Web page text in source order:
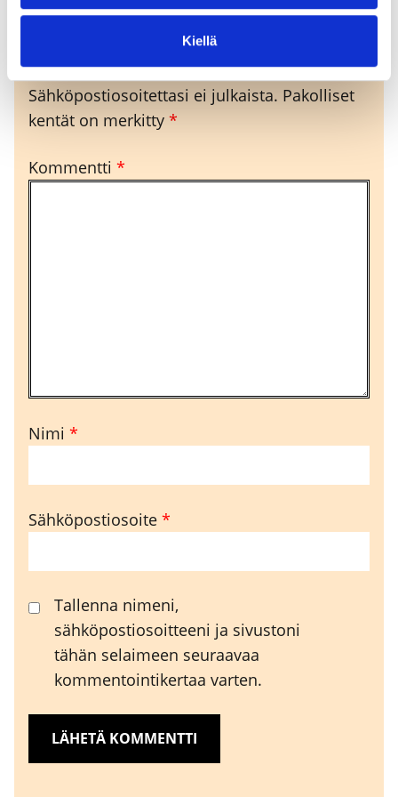
Kiellä
Sähköpostiosoitettasi ei julkaista. Pakolliset
kentät on merkitty *
Kommentti *
Nimi *
Sähköpostiosoite *
Tallenna nimeni,
sähköpostiosoitteeni ja sivustoni
tähän selaimeen seuraavaa
kommentointikertaa varten.